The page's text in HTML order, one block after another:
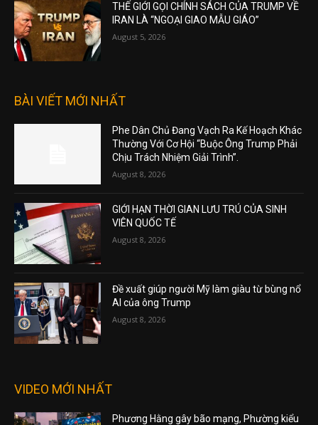
THẾ GIỚI GỌI CHÍNH SÁCH CỦA TRUMP VỀ
IRAN LÀ “NGOẠI GIAO MẪU GIÁO”
August 5, 2026
BÀI VIẾT MỚI NHẤT
Phe Dân Chủ Đang Vạch Ra Kế Hoạch Khác
Thường Với Cơ Hội “Buộc Ông Trump Phải
Chịu Trách Nhiệm Giải Trình”.
August 8, 2026
GIỚI HẠN THỜI GIAN LƯU TRÚ CỦA SINH
VIÊN QUỐC TẾ
August 8, 2026
Đề xuất giúp người Mỹ làm giàu từ bùng nổ
AI của ông Trump
August 8, 2026
VIDEO MỚI NHẤT
Phương Hằng gây bão mạng, Phường kiểu